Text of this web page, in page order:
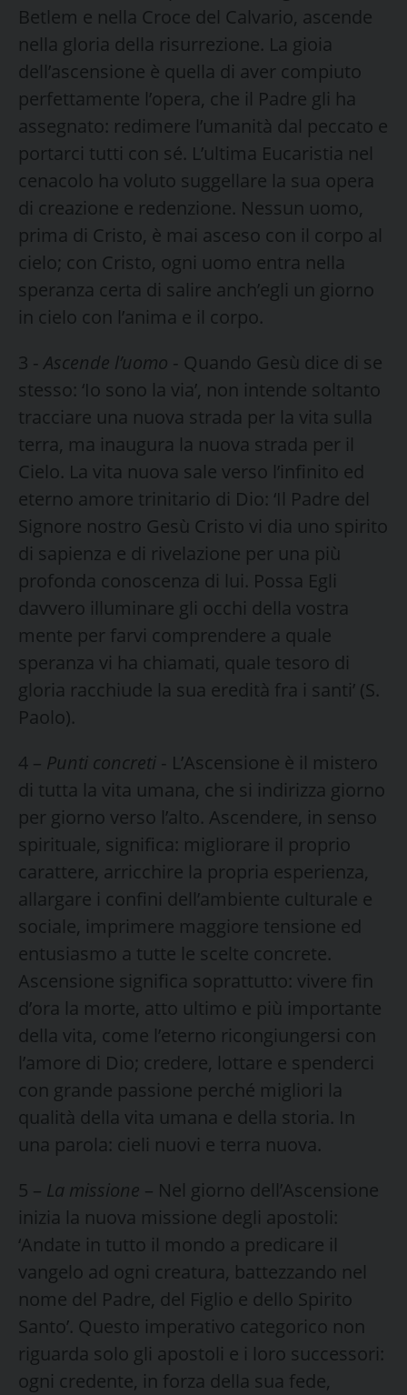
Betlem e nella Croce del Calvario, ascende
nella gloria della ri­surrezione. La gioia
dell’ascensione è quella di aver compiu­to
perfettamente l’opera, che il Padre gli ha
assegnato: redimere l’umanità dal peccato e
portarci tutti con sé. L’ultima Eucaristia nel
cenacolo ha voluto suggellare la sua opera
di creazione e redenzione. Nessun uomo,
prima di Cristo, è mai asceso con il corpo al
cielo; con Cristo, ogni uomo entra nella
speranza certa di salire anch’egli un giorno
in cielo con l’anima e il corpo.
3 ‑ Ascende l’uomo ‑ Quando Gesù dice di se
stesso: ‘Io sono la via’, non intende soltanto
tracciare una nuova strada per la vita sulla
terra, ma inaugura la nuova strada per il
Cielo. La vita nuova sale verso l’infinito ed
eterno amore trinitario di Dio: ‘Il Padre del
Signore nostro Gesù Cristo vi dia uno spirito
di sapienza e di rivelazione per una più
profonda conoscenza di lui. Possa Egli
davvero illuminare gli occhi della vostra
men­te per farvi comprendere a quale
speranza vi ha chiamati, qua­le tesoro di
gloria racchiude la sua eredità fra i santi’ (S.
Paolo).
4 – Punti concreti ‑ L’Ascensione è il mistero
di tutta la vita umana, che si indirizza giorno
per giorno verso l’alto. Ascendere, in senso
spirituale, significa: migliora­re il proprio
carattere, arricchire la propria esperienza,
al­largare i confini dell’ambiente culturale e
sociale, imprimere maggiore tensione ed
entusiasmo a tutte le scelte concrete.
Ascensione significa soprattutto: vivere fin
d’ora la morte, atto ultimo e più im­portante
della vita, come l’eterno ricongiungersi con
l’amore di Dio; credere, lottare e spenderci
con grande passione perché migliori la
qualità della vita umana e della storia. In
una parola: cieli nuovi e terra nuova.
5 – La missione – Nel giorno dell’Ascensione
inizia la nuova missione degli apostoli:
‘Andate in tutto il mondo a predicare il
vangelo ad ogni creatura, battezzando nel
nome del Padre, del Figlio e dello Spirito
Santo’. Questo imperativo categorico non
riguarda solo gli apostoli e i loro successori:
ogni credente, in forza della sua fede,